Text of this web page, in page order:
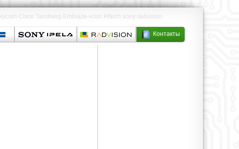
Cisco Tandberg Emblaze-vcon Hitech sony radvision
Контакты